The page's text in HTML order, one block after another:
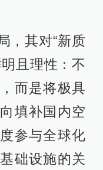
，其对“新质
且理性：不
而是将极具
填补国内空
参与全球化
础设施的关